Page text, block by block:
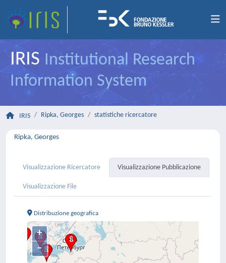
IRIS Institutional Research
Information System
IRIS Ripka, Georges statistiche ricercatore
Ripka, Georges
Visualizzazione Ricercatore Visualizzazione Pubblicazione
Visualizzazione File
Distribuzione geografica
+
–